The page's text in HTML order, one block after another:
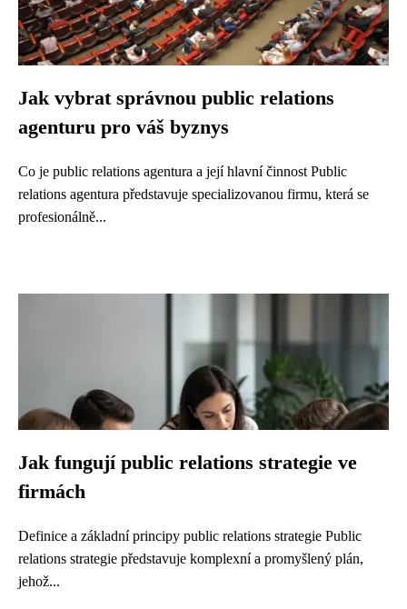
Jak vybrat správnou public relations
agenturu pro váš byznys
Co je public relations agentura a její hlavní činnost Public
relations agentura představuje specializovanou firmu, která se
profesionálně...
Jak fungují public relations strategie ve
firmách
Definice a základní principy public relations strategie Public
relations strategie představuje komplexní a promyšlený plán,
jehož...